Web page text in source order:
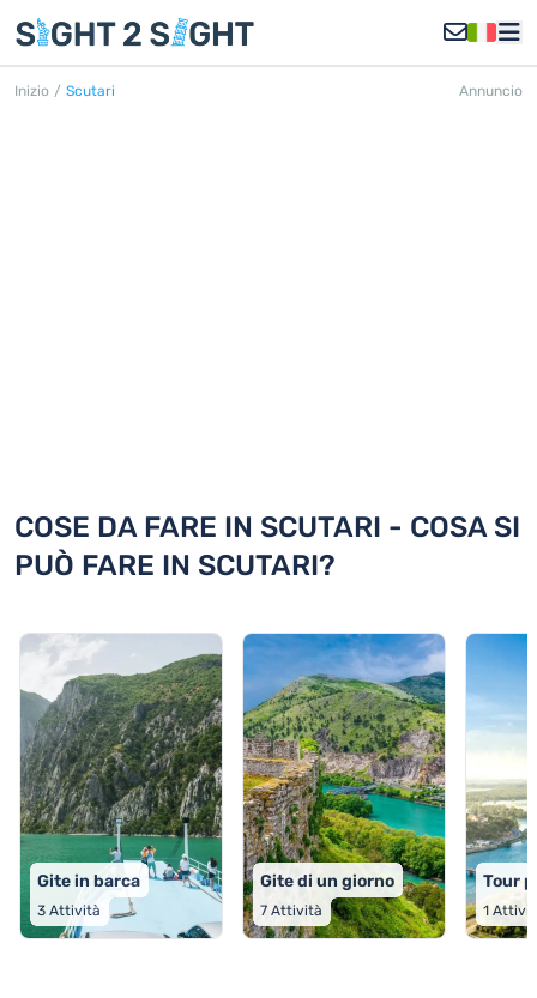
Inizio / Scutari Annuncio
COSE DA FARE IN SCUTARI - COSA SI
PUÒ FARE IN SCUTARI?
Gite in barca
3 Attività
Gite di un giorno
7 Attività
Tour
1